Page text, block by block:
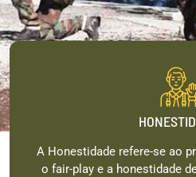
A Honestidade refere-se ao
o fair-play e a honestidade